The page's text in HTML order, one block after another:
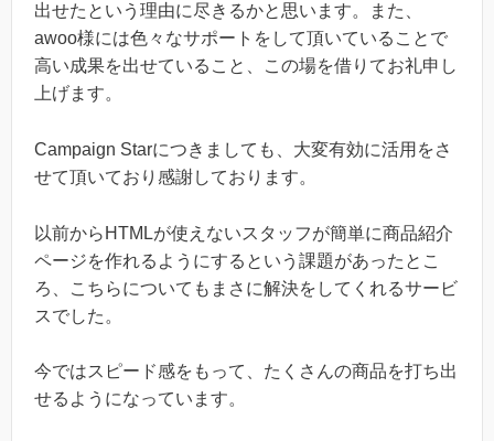
出せたという理由に尽きるかと思います。また、
awoo様には色々なサポートをして頂いていることで
高い成果を出せていること、この場を借りてお礼申し
上げます。
Campaign Starにつきましても、大変有効に活用をさ
せて頂いており感謝しております。
以前からHTMLが使えないスタッフが簡単に商品紹介
ページを作れるようにするという課題があったとこ
ろ、こちらについてもまさに解決をしてくれるサービ
スでした。
今ではスピード感をもって、たくさんの商品を打ち出
せるようになっています。